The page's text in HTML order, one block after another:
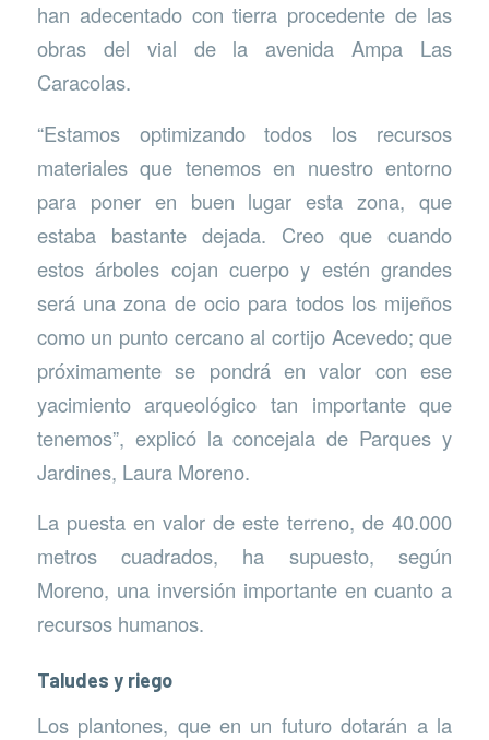
han adecentado con tierra procedente de las
obras del vial de la avenida Ampa Las
Caracolas.
“Estamos optimizando todos los recursos
materiales que tenemos en nuestro entorno
para poner en buen lugar esta zona, que
estaba bastante dejada. Creo que cuando
estos árboles cojan cuerpo y estén grandes
será una zona de ocio para todos los mijeños
como un punto cercano al cortijo Acevedo; que
próximamente se pondrá en valor con ese
yacimiento arqueológico tan importante que
tenemos”, explicó la concejala de Parques y
Jardines, Laura Moreno.
La puesta en valor de este terreno, de 40.000
metros cuadrados, ha supuesto, según
Moreno, una inversión importante en cuanto a
recursos humanos.
Taludes y riego
Los plantones, que en un futuro dotarán a la